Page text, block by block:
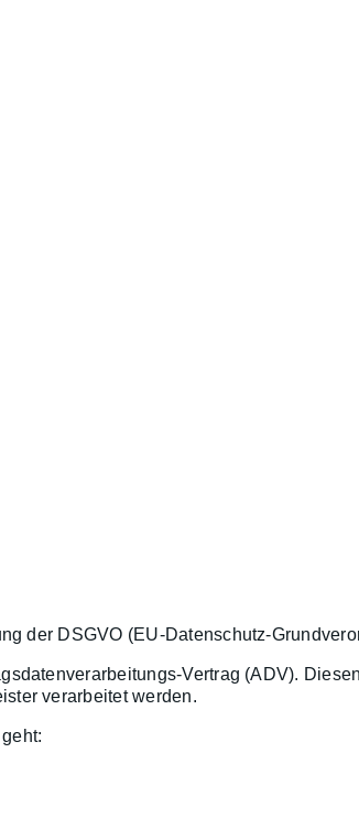
der DSGVO (EU-Datenschutz-
Vertrag (ADV).
verarbeitet werden.